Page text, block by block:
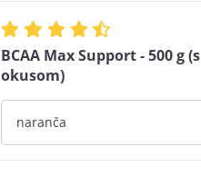
BCAA Max Support - 500 g (s
okusom)